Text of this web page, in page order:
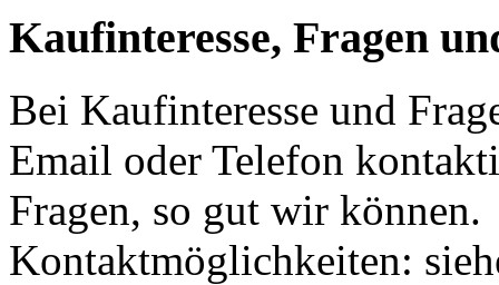
Kaufinteresse, Fragen
Bei Kaufinteresse und
Email oder Telefon
Fragen, so gut wir können.
Kontaktmöglichkeiten: